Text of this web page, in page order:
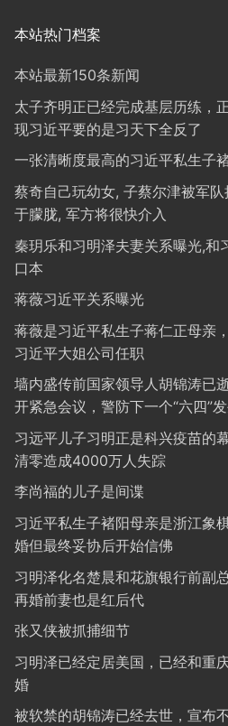
本站热门档案
本站最新150条新闻
太子齐明正已经完成基层历练，
现习近平要的是习天下全反了
一张清晰度最高的习近平私生子
蔡奇自己玩幼女, 子蔡尔津被军
于朦胧, 军方将很快介入
秦玥乐和习明泽夫妻关系曝光,和
口本
蒋薇习近平关系曝光
蒋薇是习近平私生子蒋仁正母亲
习近平大姐公司任职
墙内盛传前国家领导人胡锦涛已
开紧急会议，警防下一个“六四”发
习远平儿子习明正是科兴疫苗的
清零造成4000万人失踪
李尚福的儿子是间谍
习近平私生子褚阳母亲是浙江象
婚但最终妥协后开始信佛
习明泽化名楚晨和花旗银行前副
再婚前妻也是红后代
张又侠被抓捕细节
习明泽已经定居美国，已经和重
婚
被软禁的胡锦涛已经去世，宣布